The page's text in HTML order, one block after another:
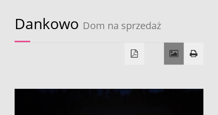
Domy
Dankowo Dom na sprzedaż